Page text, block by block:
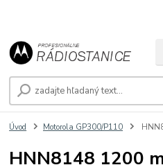
Úvod Motorola GP300/P110
HNN8148 1200